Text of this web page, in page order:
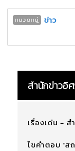
หมวดหมู่ ข่าว
สำนักข่าวอิ
เรื่องเด่น - ส
ไขคำตอบ 'ส